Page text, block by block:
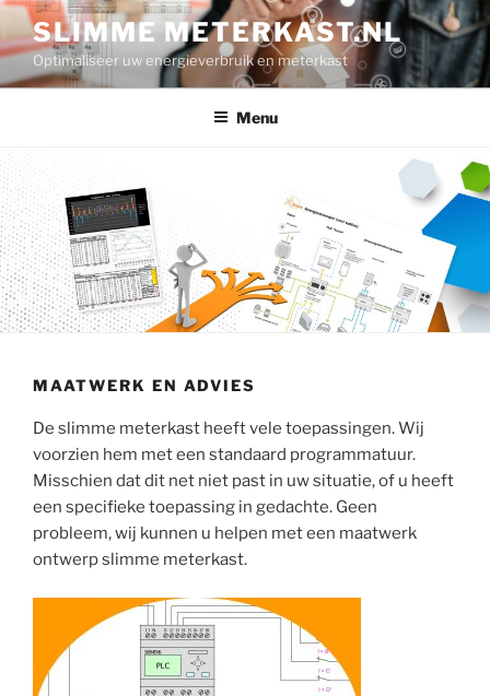
Ga
naar
de
inhoud
SLIMME METERKAST.NL
Optimaliseer uw energieverbruik en meterkast
Menu
MAATWERK EN ADVIES
De slimme meterkast heeft vele toepassingen. Wij
voorzien hem met een standaard programmatuur.
Misschien dat dit net niet past in uw situatie, of u heeft
een specifieke toepassing in gedachte. Geen
probleem, wij kunnen u helpen met een maatwerk
ontwerp slimme meterkast.